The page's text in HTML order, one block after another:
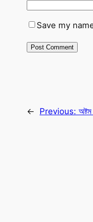
Save my
← Previous: